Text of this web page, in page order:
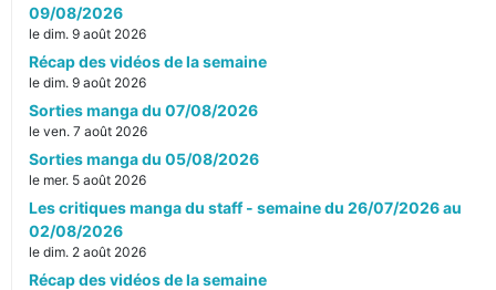
09/08/2026
le dim. 9 août 2026
Récap des vidéos de la semaine
le dim. 9 août 2026
Sorties manga du 07/08/2026
le ven. 7 août 2026
Sorties manga du 05/08/2026
le mer. 5 août 2026
Les critiques manga du staff - semaine du 26/07/2026 au
02/08/2026
le dim. 2 août 2026
Récap des vidéos de la semaine